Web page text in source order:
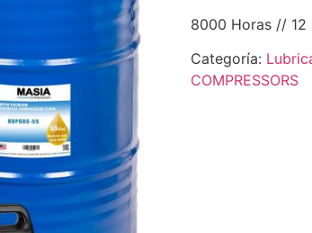
8000 Horas // 12
Categoría:
COMPRESSORS